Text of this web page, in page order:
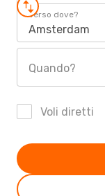
Verso dove?
Amsterdam
Quando?
Voli diretti